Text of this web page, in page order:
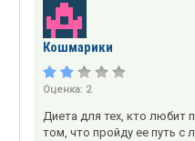
Кошмарики
Оценка: 2
Диета для тех, кто любит
том, что пройду ее путь с